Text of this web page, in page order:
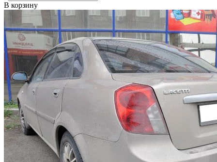
В корзину